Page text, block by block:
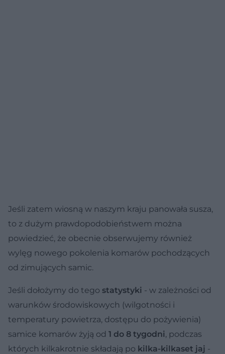
Jeśli zatem wiosną w naszym kraju panowała susza,
to z dużym prawdopodobieństwem można
powiedzieć, że obecnie obserwujemy również
wylęg nowego pokolenia komarów pochodzących
od zimujących samic.
Jeśli dołożymy do tego statystyki - w zależności od
warunków środowiskowych (wilgotności i
temperatury powietrza, dostępu do pożywienia)
samice komarów żyją od 1 do 8 tygodni, podczas
których kilkakrotnie składają po kilka-kilkaset jaj -